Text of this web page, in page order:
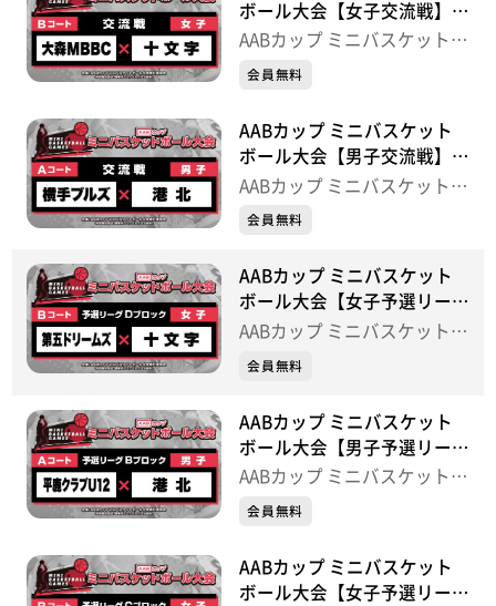
ボール大会【女子交流戦】大
森MBBC×十文字
AABカップ ミニバスケットボ
ール大会
会員無料
AABカップ ミニバスケット
ボール大会【男子交流戦】横
手ブルズ×港北
AABカップ ミニバスケットボ
ール大会
会員無料
AABカップ ミニバスケット
ボール大会【女子予選リーグ
Dブロック】第五ドリームズ
AABカップ ミニバスケットボ
ール大会
会員無料
AABカップ ミニバスケット
ボール大会【男子予選リーグ
Bブロック】平鹿クラブ
AABカップ ミニバスケットボ
ール大会
会員無料
AABカップ ミニバスケット
ボール大会【女子予選リーグ